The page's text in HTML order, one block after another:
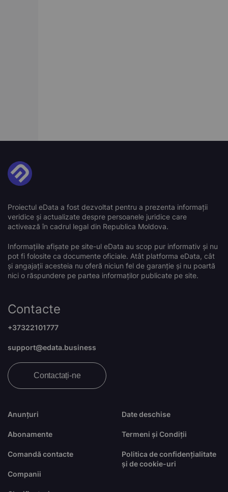
Proiectul eData a fost dezvoltat pentru a prezenta informații
veridice și actualizate despre persoanele juridice care
activează în cadrul legal din Republica Moldova.
Informațiile afișate pe site-ul eData au scop pur informativ și nu
pot fi folosite ca documente oficiale. Atât platforma eData, cât
și angajații acesteia nu oferă niciun fel de garanție și nu poartă
nici o răspundere pe partea informaților publicate pe site.
Anunțuri
Abonamente
Comandă contacte
Companii
Date deschise
Termeni și Condiții
Politica de confidențialitate
și de cookie-uri
Contacte
+37322101777
support@edata.business
Contactați-ne